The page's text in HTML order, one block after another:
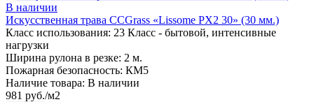
В наличии
Искусственная трава CCGrass «Lissome PX2 30» (30 мм.)
Класс использования: 23 Класс - бытовой, интенсивные
нагрузки
Ширина рулона в резке: 2 м.
Пожарная безопасность: КМ5
Наличие товара: В наличии
981 руб./м2